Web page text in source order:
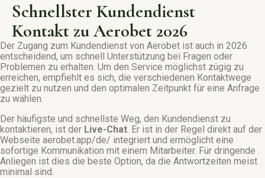
Schnellster Kundendienst
Kontakt zu Aerobet 2026
Der Zugang zum Kundendienst von Aerobet ist auch in 2026
entscheidend, um schnell Unterstützung bei Fragen oder
Problemen zu erhalten. Um den Service möglichst zügig zu
erreichen, empfiehlt es sich, die verschiedenen Kontaktwege
gezielt zu nutzen und den optimalen Zeitpunkt für eine Anfrage
zu wählen.
Der häufigste und schnellste Weg, den Kundendienst zu
kontaktieren, ist der Live-Chat. Er ist in der Regel direkt auf der
Webseite aerobet.app/de/ integriert und ermöglicht eine
sofortige Kommunikation mit einem Mitarbeiter. Für dringende
Anliegen ist dies die beste Option, da die Antwortzeiten meist
minimal sind.